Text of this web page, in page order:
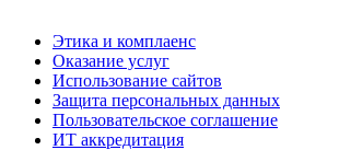
Этика и комплаенс
Оказание услуг
Использование сайтов
Защита персональных данных
Пользовательское соглашение
ИТ аккредитация